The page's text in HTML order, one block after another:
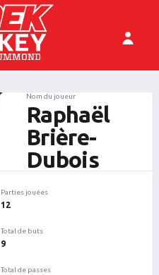
Nom du joueur
Raphaël
Brière-
Dubois
Parties jouées
12
Total de buts
9
Total de passes